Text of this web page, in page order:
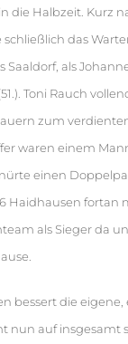
die Halbzeit. Kurz
das
als
Toni Rauch
zum
waren einem
einen
Haidhausen fortan
als Sieger da
bessert die
nun auf insgesamt